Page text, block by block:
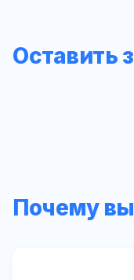
Оставить
Почему